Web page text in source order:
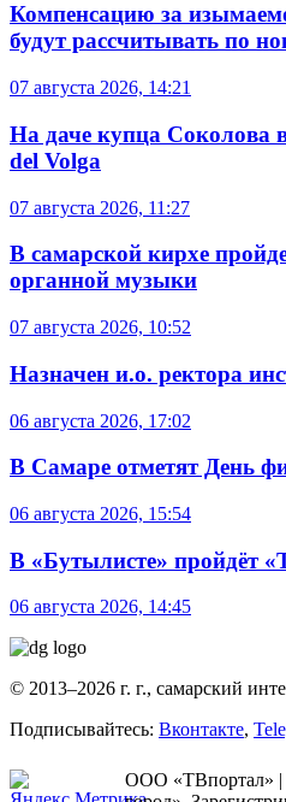
Компенсацию за
будут рассчитывать по
07 августа 2026, 14:21
На даче купца Соколова
del Volga
07 августа 2026, 11:27
В самарской кирхе
органной музыки
07 августа 2026, 10:52
Назначен и.о. ректора
06 августа 2026, 17:02
В Самаре отметят День
06 августа 2026, 15:54
В «Бутылисте» пройдёт
06 августа 2026, 14:45
© 2013–2026 г. г., самарский
Подписывайтесь: Вконтакте,
ООО «ТВпортал» |